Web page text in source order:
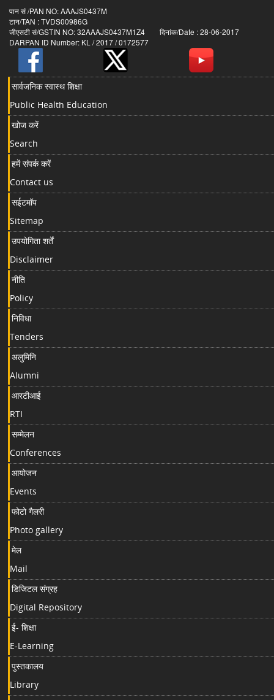
पान सं /PAN NO: AAAJS0437M
टान/TAN : TVDS00986G
जीएसटी सं/GSTIN NO: 32AAAJS0437M1Z4 दिनांक/Date : 28-06-2017
DARPAN ID Number: KL / 2017 / 0172577
सार्वजनिक स्वास्थ शिक्षा
Public Health Education
खोज करें
Search
हमें संपर्क करें
Contact us
सईटमॉप
Sitemap
उपयोगिता शर्तें
Disclaimer
नीति
Policy
निविधा
Tenders
अलुमिनि
Alumni
आरटीआई
RTI
सम्मेलन
Conferences
आयोजन
Events
फोटो गैलरी
Photo gallery
मेल
Mail
डिजिटल संग्रह
Digital Repository
ई- शिक्षा
E-Learning
पुस्तकालय
Library